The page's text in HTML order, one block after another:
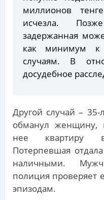
миллионов
исчезла.
задержанная
как минимум к
случаям. В
досудебное
Другой случай –
обманул женщину,
нее квартиру
Потерпевшая
наличными.
полиция проверяет
эпизодам.